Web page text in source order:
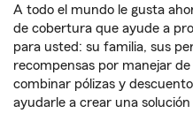
A todo el mundo le gusta
de cobertura que ayude a
para usted: su familia, sus
recompensas por manejar
combinar pólizas y
ayudarle a crear una